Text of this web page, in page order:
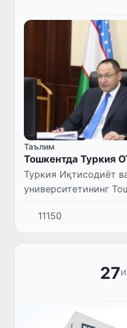
Таълим
Тошкентда Туркия
Туркия Иқтисодиёт
университетининг
йилнинг сентябрь
очади.
11150
27